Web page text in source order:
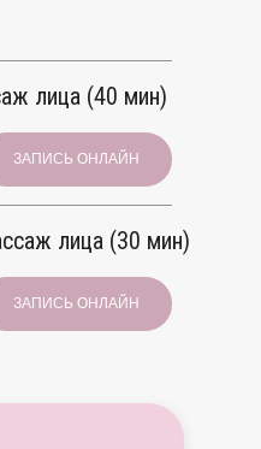
лица (40 мин)
ЗАПИСЬ ОНЛАЙН
лица (30 мин)
ЗАПИСЬ ОНЛАЙН